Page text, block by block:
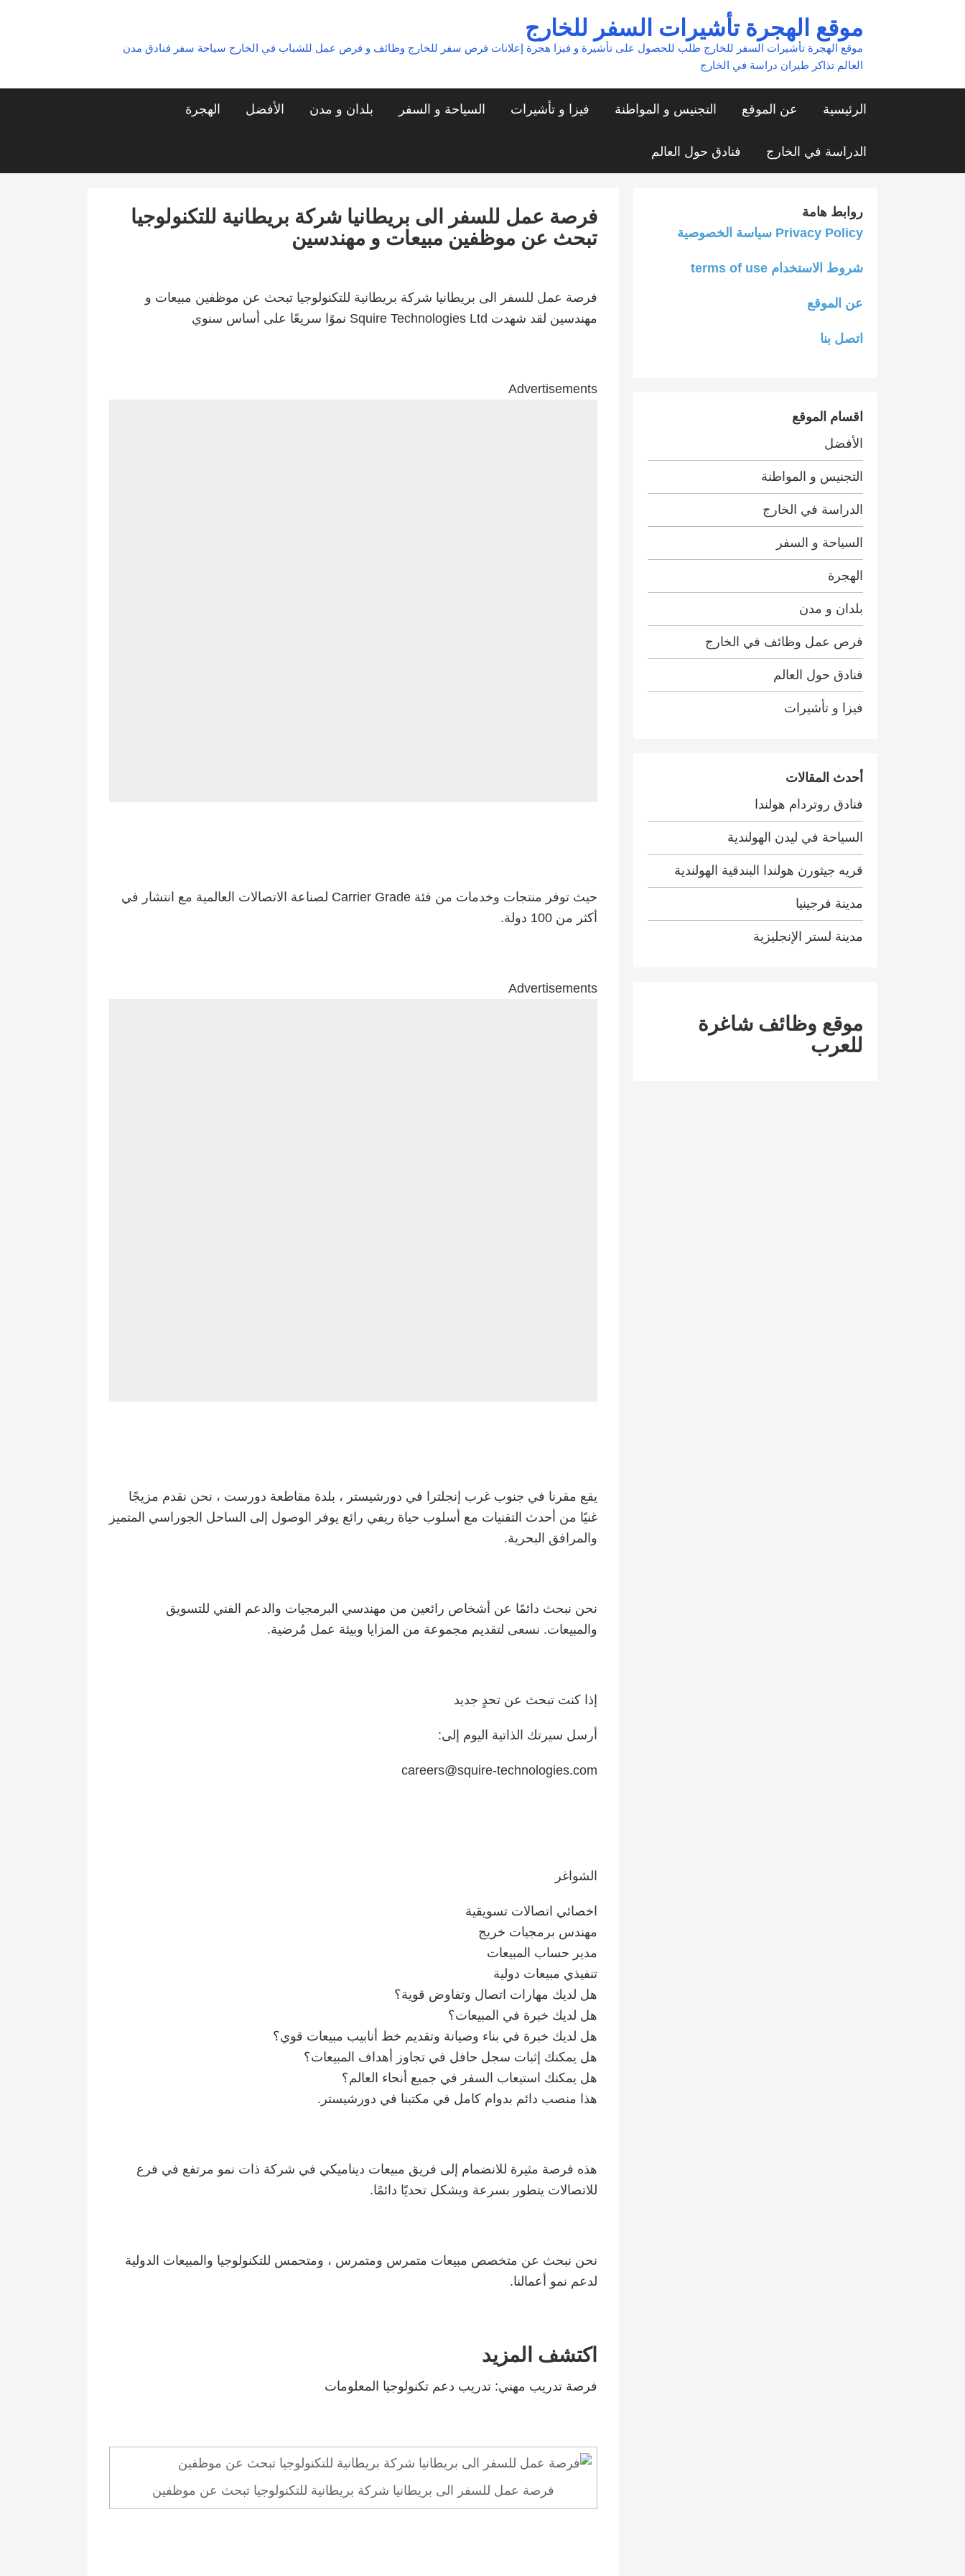
موقع الهجرة تأشيرات السفر للخارج
موقع الهجرة تأشيرات السفر للخارج طلب للحصول على تأشيرة و فيزا هجرة إعلانات فرص سفر للخارج وظائف و فرص عمل للشباب في الخارج سياحة سفر فنادق مدن
العالم تذاكر طيران دراسة في الخارج
الرئيسية عن الموقع التجنيس و المواطنة فيزا و تأشيرات السياحة و السفر بلدان و مدن الأفضل الهجرة
الدراسة في الخارج فنادق حول العالم
فرصة عمل للسفر الى بريطانيا شركة بريطانية للتكنولوجيا
تبحث عن موظفين مبيعات و مهندسين
فرصة عمل للسفر الى بريطانيا شركة بريطانية للتكنولوجيا تبحث عن موظفين مبيعات و
مهندسين لقد شهدت Squire Technologies Ltd نموًا سريعًا على أساس سنوي
Advertisements
حيث توفر منتجات وخدمات من فئة Carrier Grade لصناعة الاتصالات العالمية مع انتشار في
أكثر من 100 دولة.
Advertisements
يقع مقرنا في جنوب غرب إنجلترا في دورشيستر ، بلدة مقاطعة دورست ، نحن نقدم مزيجًا
غنيًا من أحدث التقنيات مع أسلوب حياة ريفي رائع يوفر الوصول إلى الساحل الجوراسي المتميز
والمرافق البحرية.
نحن نبحث دائمًا عن أشخاص رائعين من مهندسي البرمجيات والدعم الفني للتسويق
والمبيعات. نسعى لتقديم مجموعة من المزايا وبيئة عمل مُرضية.
إذا كنت تبحث عن تحدٍ جديد
أرسل سيرتك الذاتية اليوم إلى:
careers@squire-technologies.com
الشواغر
اخصائي اتصالات تسويقية
مهندس برمجيات خريج
مدير حساب المبيعات
تنفيذي مبيعات دولية
هل لديك مهارات اتصال وتفاوض قوية؟
هل لديك خبرة في المبيعات؟
هل لديك خبرة في بناء وصيانة وتقديم خط أنابيب مبيعات قوي؟
هل يمكنك إثبات سجل حافل في تجاوز أهداف المبيعات؟
هل يمكنك استيعاب السفر في جميع أنحاء العالم؟
هذا منصب دائم بدوام كامل في مكتبنا في دورشيستر.
هذه فرصة مثيرة للانضمام إلى فريق مبيعات ديناميكي في شركة ذات نمو مرتفع في فرع
للاتصالات يتطور بسرعة ويشكل تحديًا دائمًا.
نحن نبحث عن متخصص مبيعات متمرس ومتمرس ، ومتحمس للتكنولوجيا والمبيعات الدولية
لدعم نمو أعمالنا.
اكتشف المزيد
فرصة تدريب مهني: تدريب دعم تكنولوجيا المعلومات
فرصة عمل للسفر الى بريطانيا شركة بريطانية للتكنولوجيا تبحث عن موظفين
روابط هامة
Privacy Policy سياسة الخصوصية
شروط الاستخدام terms of use
عن الموقع
اتصل بنا
اقسام الموقع
الأفضل
التجنيس و المواطنة
الدراسة في الخارج
السياحة و السفر
الهجرة
بلدان و مدن
فرص عمل وظائف في الخارج
فنادق حول العالم
فيزا و تأشيرات
أحدث المقالات
فنادق روتردام هولندا
السياحة في ليدن الهولندية
قريه جيثورن هولندا البندقية الهولندية
مدينة فرجينيا
مدينة لستر الإنجليزية
موقع وظائف شاغرة
للعرب